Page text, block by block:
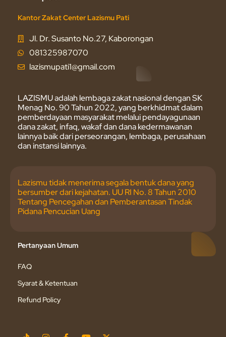
Kantor Zakat Center Lazismu Pati
Jl. Dr. Susanto No.27, Kaborongan
081325987070
lazismupati1@gmail.com
LAZISMU adalah lembaga zakat nasional dengan SK
Menag No. 90 Tahun 2022, yang berkhidmat dalam
pemberdayaan masyarakat melalui pendayagunaan
dana zakat, infaq, wakaf dan dana kedermawanan
lainnya baik dari perseorangan, lembaga, perusahaan
dan instansi lainnya.
Lazismu tidak menerima segala bentuk dana yang
bersumber dari kejahatan. UU RI No. 8 Tahun 2010
Tentang Pencegahan dan Pemberantasan Tindak
Pidana Pencucian Uang
Pertanyaan Umum
FAQ
Syarat & Ketentuan
Refund Policy